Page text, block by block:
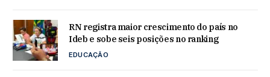
RN registra maior crescimento do país no
Ideb e sobe seis posições no ranking
EDUCAÇÃO